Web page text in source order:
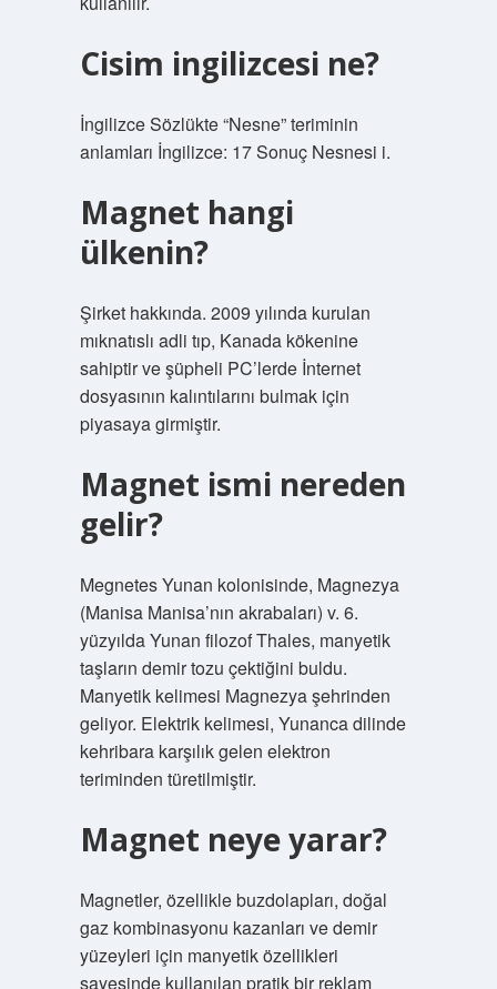
Cisim ingilizcesi ne?
İngilizce Sözlükte “Nesne” teriminin
anlamları İngilizce: 17 Sonuç Nesnesi i.
Magnet hangi
ülkenin?
Şirket hakkında. 2009 yılında kurulan
mıknatıslı adli tıp, Kanada kökenine
sahiptir ve şüpheli PC’lerde İnternet
dosyasının kalıntılarını bulmak için
piyasaya girmiştir.
Magnet ismi nereden
gelir?
Megnetes Yunan kolonisinde, Magnezya
(Manisa Manisa’nın akrabaları) v. 6.
yüzyılda Yunan filozof Thales, manyetik
taşların demir tozu çektiğini buldu.
Manyetik kelimesi Magnezya şehrinden
geliyor. Elektrik kelimesi, Yunanca dilinde
kehribara karşılık gelen elektron
teriminden türetilmiştir.
Magnet neye yarar?
Magnetler, özellikle buzdolapları, doğal
gaz kombinasyonu kazanları ve demir
yüzeyleri için manyetik özellikleri
sayesinde kullanılan pratik bir reklam